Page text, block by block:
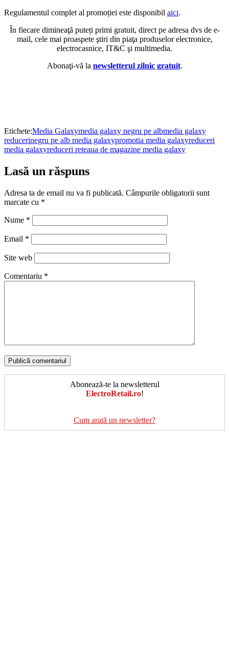
Regulamentul complet al promoției este disponibil aici.
În fiecare dimineaţă puteți primi gratuit, direct pe adresa dvs de e-
mail, cele mai proaspete ştiri din piaţa produselor electronice,
electrocasnice, IT&C şi multimedia.
Abonaţi-vă la newsletterul zilnic gratuit.
Etichete:Media Galaxymedia galaxy negru pe albmedia galaxy
reducerinegru pe alb media galaxypromotia media galaxyreduceri
media galaxyreduceri reteaua de magazine media galaxy
Lasă un răspuns
Adresa ta de email nu va fi publicată. Câmpurile obligatorii sunt
marcate cu *
Nume *
Email *
Site web
Comentariu *
Abonează-te la newsletterul
ElectroRetail.ro!
Cum arată un newsletter?